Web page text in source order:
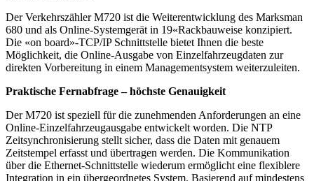
Der Verkehrszähler M720 ist die Weiterentwicklung des Marksman
680 und als Online-Systemgerät in 19«Rackbauweise konzipiert.
Die «on board»-TCP/IP Schnittstelle bietet Ihnen die beste
Möglichkeit, die Online-Ausgabe von Einzelfahrzeugdaten zur
direkten Vorbereitung in einem Managementsystem weiterzuleiten.
Praktische Fernabfrage – höchste Genauigkeit
Der M720 ist speziell für die zunehmenden Anforderungen an eine
Online-Einzelfahrzeugausgabe entwickelt worden. Die NTP
Zeitsynchronisierung stellt sicher, dass die Daten mit genauem
Zeitstempel erfasst und übertragen werden. Die Kommunikation
über die Ethernet-Schnittstelle wiederum ermöglicht eine flexiblere
Integration in ein übergeordnetes System. Basierend auf mindestens